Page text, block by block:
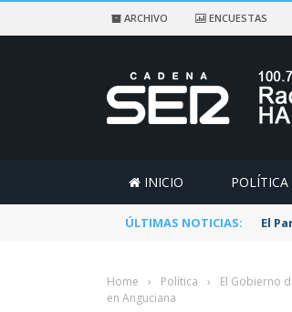
ARCHIVO ENCUESTAS
INICIO POLÍTICA
ÚLTIMAS NOTICIAS: El
Home › Política ›
El Gobierno
en Anguciana